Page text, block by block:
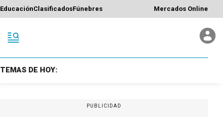
EducaciónClasificadosFúnebres Mercados Online
TEMAS DE HOY:
PUBLICIDAD